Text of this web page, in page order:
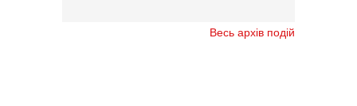
Весь архів подій